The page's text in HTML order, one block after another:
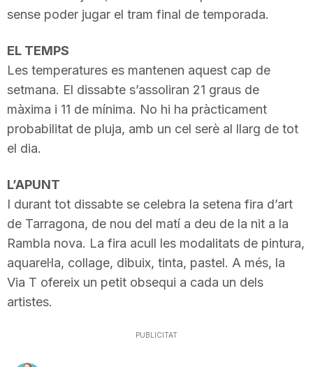
sense poder jugar el tram final de temporada.
EL TEMPS
Les temperatures es mantenen aquest cap de
setmana. El dissabte s’assoliran 21 graus de
màxima i 11 de mínima. No hi ha pràcticament
probabilitat de pluja, amb un cel serè al llarg de tot
el dia.
L’APUNT
I durant tot dissabte se celebra la setena fira d’art
de Tarragona, de nou del matí a deu de la nit a la
Rambla nova. La fira acull les modalitats de pintura,
aquarel·la, collage, dibuix, tinta, pastel. A més, la
Via T ofereix un petit obsequi a cada un dels
artistes.
PUBLICITAT